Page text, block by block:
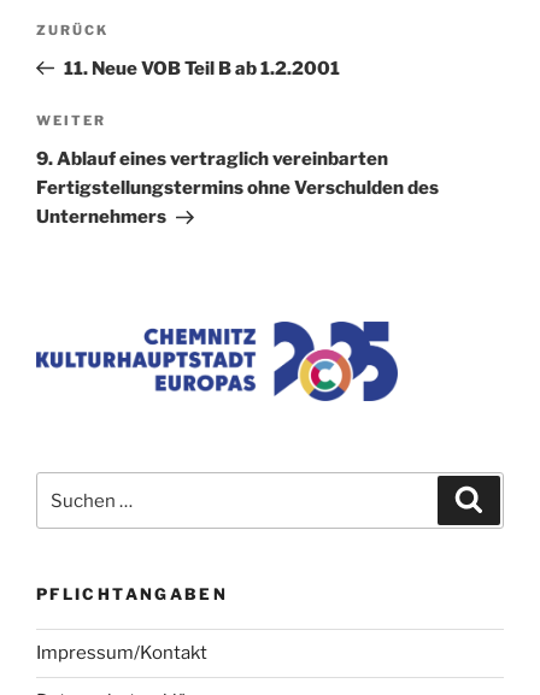
Beitragsnavigation
Vorheriger
Beitrag
ZURÜCK
11. Neue VOB Teil B ab 1.2.2001
Nächster
Beitrag
WEITER
9. Ablauf eines vertraglich vereinbarten
Fertigstellungstermins ohne Verschulden des
Unternehmers
nach:
PFLICHTANGABEN
Impressum/Kontakt